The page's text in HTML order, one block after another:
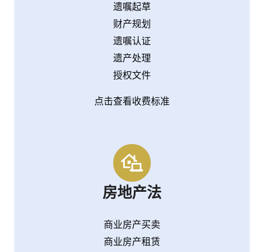
遗嘱起草
财产规划
遗嘱认证
遗产处理
授权文件
点击查看收费标准
房地产法
商业房产买卖
商业房产租赁